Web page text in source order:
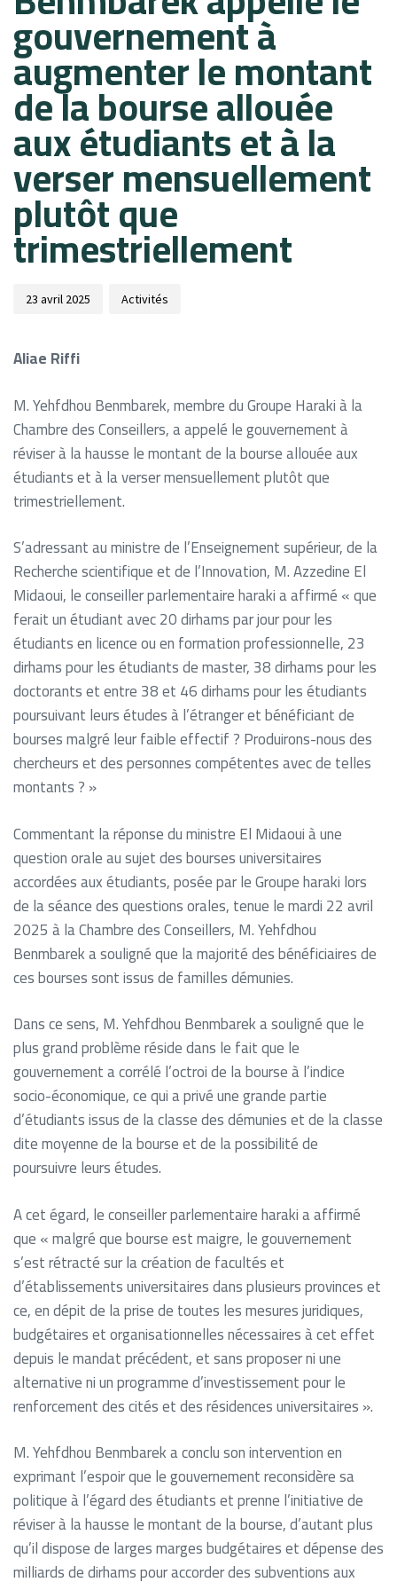
gouvernement à
augmenter le montant
de la bourse allouée
aux étudiants et à la
verser mensuellement
plutôt que
trimestriellement
23 avril 2025 Activités
Aliae Riffi
M. Yehfdhou Benmbarek, membre du Groupe Haraki à la
Chambre des Conseillers, a appelé le gouvernement à
réviser à la hausse le montant de la bourse allouée aux
étudiants et à la verser mensuellement plutôt que
trimestriellement.
S’adressant au ministre de l’Enseignement supérieur, de la
Recherche scientifique et de l’Innovation, M. Azzedine El
Midaoui, le conseiller parlementaire haraki a affirmé « que
ferait un étudiant avec 20 dirhams par jour pour les
étudiants en licence ou en formation professionnelle, 23
dirhams pour les étudiants de master, 38 dirhams pour les
doctorants et entre 38 et 46 dirhams pour les étudiants
poursuivant leurs études à l’étranger et bénéficiant de
bourses malgré leur faible effectif ? Produirons-nous des
chercheurs et des personnes compétentes avec de telles
montants ? »
Commentant la réponse du ministre El Midaoui à une
question orale au sujet des bourses universitaires
accordées aux étudiants, posée par le Groupe haraki lors
de la séance des questions orales, tenue le mardi 22 avril
2025 à la Chambre des Conseillers, M. Yehfdhou
Benmbarek a souligné que la majorité des bénéficiaires de
ces bourses sont issus de familles démunies.
Dans ce sens, M. Yehfdhou Benmbarek a souligné que le
plus grand problème réside dans le fait que le
gouvernement a corrélé l’octroi de la bourse à l’indice
socio-économique, ce qui a privé une grande partie
d’étudiants issus de la classe des démunies et de la classe
dite moyenne de la bourse et de la possibilité de
poursuivre leurs études.
A cet égard, le conseiller parlementaire haraki a affirmé
que « malgré que bourse est maigre, le gouvernement
s’est rétracté sur la création de facultés et
d’établissements universitaires dans plusieurs provinces et
ce, en dépit de la prise de toutes les mesures juridiques,
budgétaires et organisationnelles nécessaires à cet effet
depuis le mandat précédent, et sans proposer ni une
alternative ni un programme d’investissement pour le
renforcement des cités et des résidences universitaires ».
M. Yehfdhou Benmbarek a conclu son intervention en
exprimant l’espoir que le gouvernement reconsidère sa
politique à l’égard des étudiants et prenne l’initiative de
réviser à la hausse le montant de la bourse, d’autant plus
qu’il dispose de larges marges budgétaires et dépense des
milliards de dirhams pour accorder des subventions aux